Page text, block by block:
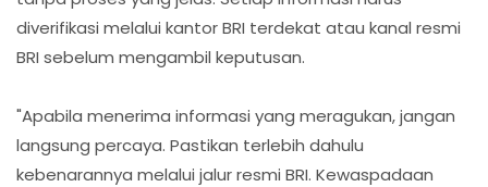
diverifikasi melalui kantor BRI terdekat atau kanal resmi
BRI sebelum mengambil keputusan.
"Apabila menerima informasi yang meragukan, jangan
langsung percaya. Pastikan terlebih dahulu
kebenarannya melalui jalur resmi BRI. Kewaspadaan